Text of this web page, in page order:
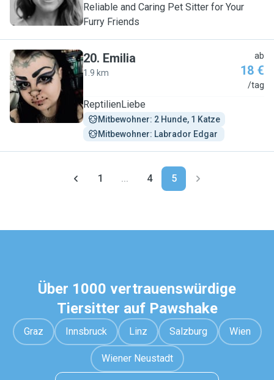
Reliable and Caring Pet Sitter for Your
Furry Friends
E
20. Emilia
1.9 km
ab
18 €
/tag
ReptilienLiebe
Mitbewohner: 2 Hunde, 1 Katze
Mitbewohner: Labrador Edgar
1 ... 4 5
Über 1000 vertrauenswürdige
Tiersitter auf Pawshake
Graz Innsbruck Linz Salzburg Wien
Wiener Neustadt